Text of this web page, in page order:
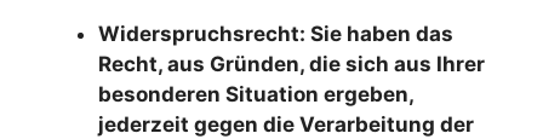
Widerspruchsrecht: Sie haben das
Recht, aus Gründen, die sich aus Ihrer
besonderen Situation ergeben,
jederzeit gegen die Verarbeitung der